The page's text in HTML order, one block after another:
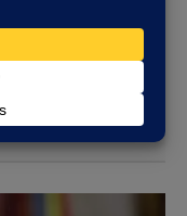
εξελίξεις
ελληνισμό.